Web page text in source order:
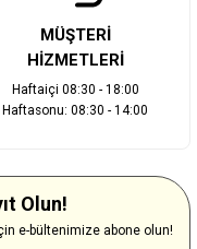
MÜŞTERİ
HİZMETLERİ
Haftaiçi 08:30 - 18:00
Haftasonu: 08:30 - 14:00
Olun!
e-bültenimize abone olun!